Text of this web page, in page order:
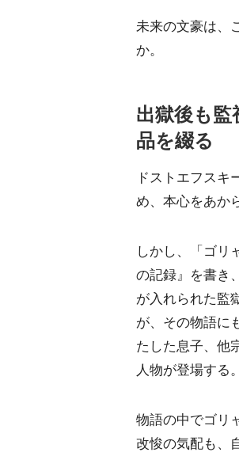
未来の文豪は、
か。
出獄後も
品を綴る
ドストエフスキ
め、本心をあか
しかし、「ゴリ
の記録』を書き
が入れられた監
が、その物語に
たした息子、他
人物が登場する。
物語の中でゴリ
改悛の気配も、